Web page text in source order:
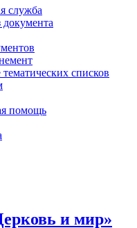
служба
документа
списков
помощь
и мир»